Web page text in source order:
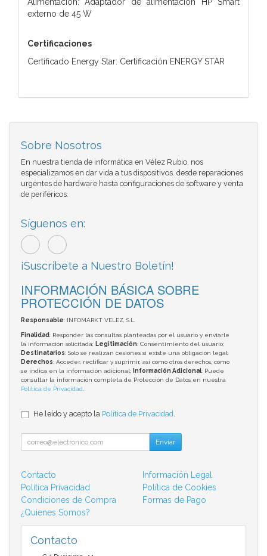
externo de 45 W
Certificaciones
Certificado Energy Star: Certificación ENERGY STAR
Sobre Nosotros
En nuestra tienda de informática en Vélez Rubio, nos
especializamos en dar vida a tus dispositivos. desde reparaciones
urgentes de hardware hasta configuraciones de software y venta
de periféricos.
Síguenos en:
¡Suscríbete a Nuestro Boletín!
INFORMACIÓN BÁSICA SOBRE
PROTECCIÓN DE DATOS
Responsable: INFOMARKT VELEZ, S.L.
Finalidad: Responder las consultas planteadas por el usuario y enviarle
la información solicitada; Legitimación: Consentimiento del usuario;
Destinatarios: Solo se realizan cesiones si existe una obligación legal;
Derechos: Acceder, rectificar y suprimir, así como otros derechos, como
se indica en la información adicional;
Información Adicional: Puede
consultar la información completa de Protección de Datos en nuestra
Política de Privacidad
He leído y acepto la Política de Privacidad
Enviar
Contacto
Información Legal
Política Privacidad
Política de Cookies
Condiciones de Compra
Formas de Pago
¿Quienes Somos?
Contacto